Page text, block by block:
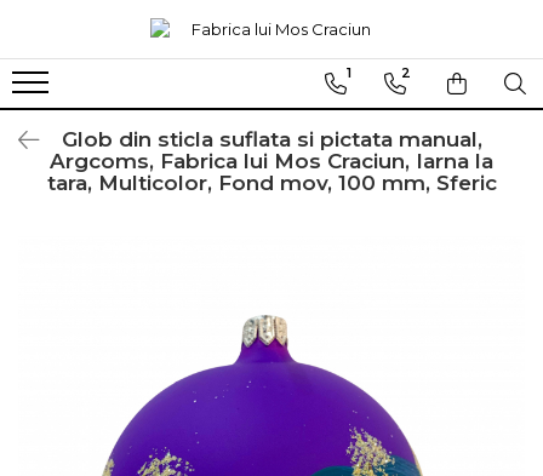
Ø120
Ø100
Sferice
Ovale
1 2
Glob din sticla suflata si pictata manual,
Argcoms, Fabrica lui Mos Craciun, Iarna la
tara, Multicolor, Fond mov, 100 mm, Sferic